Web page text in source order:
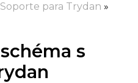
Soporte para Trydan »
s